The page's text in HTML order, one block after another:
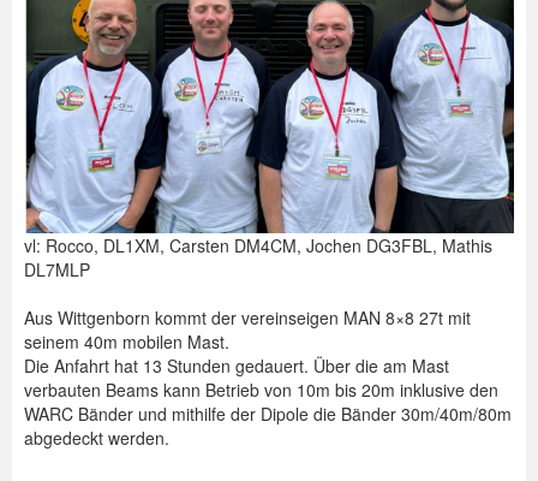
vl: Rocco, DL1XM, Carsten DM4CM, Jochen DG3FBL, Mathis
DL7MLP
Aus Wittgenborn kommt der vereinseigen MAN 8×8 27t mit
seinem 40m mobilen Mast.
Die Anfahrt hat 13 Stunden gedauert. Über die am Mast
verbauten Beams kann Betrieb von 10m bis 20m inklusive den
WARC Bänder und mithilfe der Dipole die Bänder 30m/40m/80m
abgedeckt werden.